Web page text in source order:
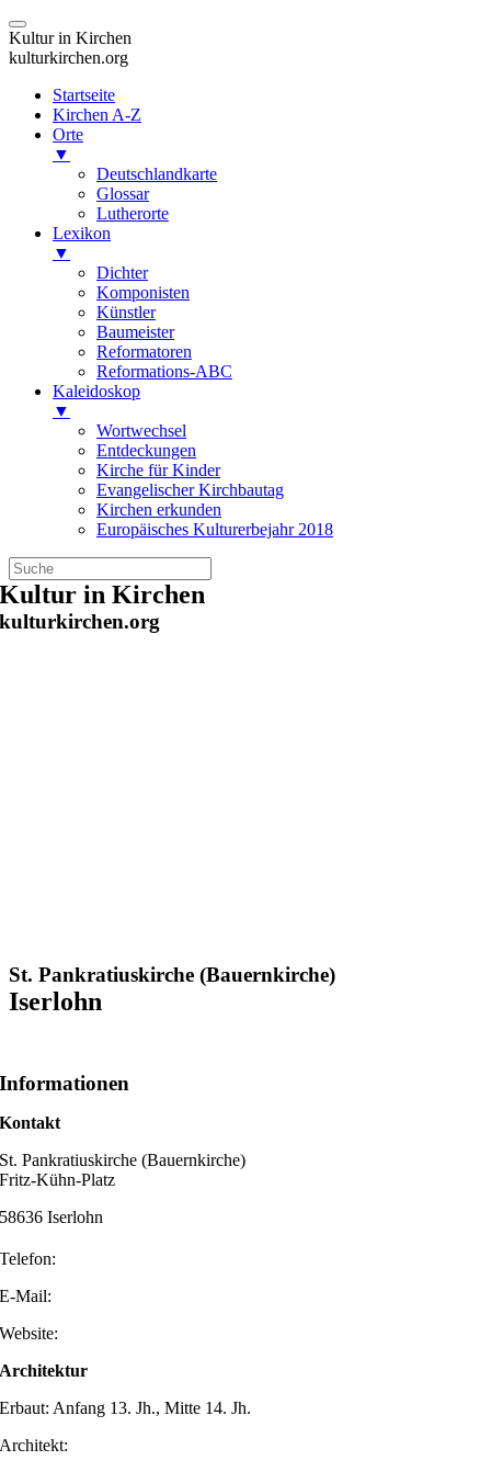
Kultur in Kirchen
kulturkirchen.org
Startseite
Kirchen A-Z
Orte
▼
Deutschlandkarte
Glossar
Lutherorte
Lexikon
▼
Dichter
Komponisten
Künstler
Baumeister
Reformatoren
Reformations-ABC
Kaleidoskop
▼
Wortwechsel
Entdeckungen
Kirche für Kinder
Evangelischer Kirchbautag
Kirchen erkunden
Europäisches Kulturerbejahr 2018
Zum
Inhalt
springen
Kultur in Kirchen
kulturkirchen.org
St. Pankratiuskirche (Bauernkirche)
Iserlohn
Informationen
Kontakt
St. Pankratiuskirche (Bauernkirche)
Fritz-Kühn-Platz
58636 Iserlohn
Telefon:
E-Mail:
Website:
Architektur
Erbaut: Anfang 13. Jh., Mitte 14. Jh.
Architekt: